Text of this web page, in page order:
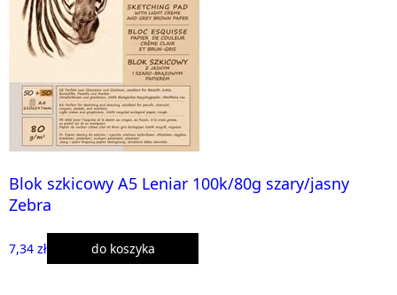
Blok szkicowy A5 Leniar 100k/80g szary/jasny
Zebra
7,34 zł do koszyka